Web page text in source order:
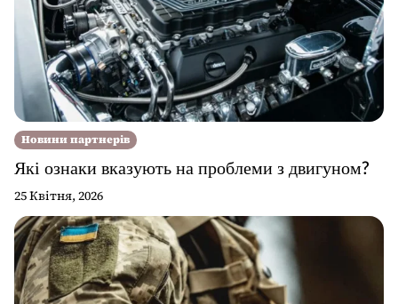
Новини партнерів
Які ознаки вказують на проблеми з двигуном?
25 Квітня, 2026